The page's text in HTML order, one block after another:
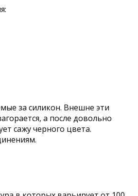
за силикон. Внешне эти
а после довольно
сажу черного цвета.